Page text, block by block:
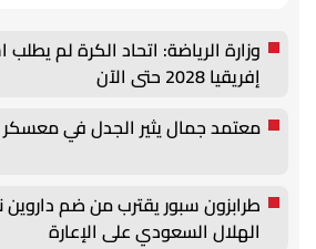
وزارة الرياضة: اتحاد الكرة لم
إفريقيا 2028 حتى الآن
معتمد جمال يثير الجدل في معسكر
طرابزون سبور يقترب من ضم داروين
الهلال السعودي على الإعارة